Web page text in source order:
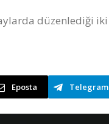
düzenlediği iki
Eposta Telegram